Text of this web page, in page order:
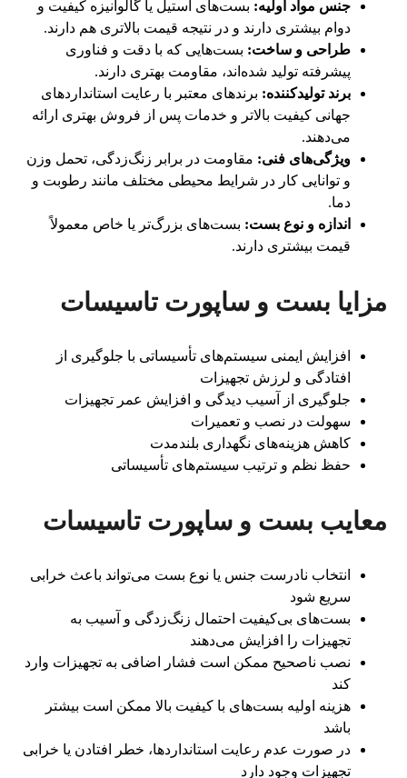
جنس مواد اولیه: بست‌های استیل یا گالوانیزه کیفیت و
دوام بیشتری دارند و در نتیجه قیمت بالاتری هم دارند.
طراحی و ساخت: بست‌هایی که با دقت و فناوری
پیشرفته تولید شده‌اند، مقاومت بهتری دارند.
برند تولیدکننده: برندهای معتبر با رعایت استانداردهای
جهانی کیفیت بالاتر و خدمات پس از فروش بهتری ارائه
می‌دهند.
ویژگی‌های فنی: مقاومت در برابر زنگ‌زدگی، تحمل وزن
و توانایی کار در شرایط محیطی مختلف مانند رطوبت و
دما.
اندازه و نوع بست: بست‌های بزرگ‌تر یا خاص معمولاً
قیمت بیشتری دارند.
مزایا بست و ساپورت تاسیسات
افزایش ایمنی سیستم‌های تأسیساتی با جلوگیری از
افتادگی و لرزش تجهیزات
جلوگیری از آسیب دیدگی و افزایش عمر تجهیزات
سهولت در نصب و تعمیرات
کاهش هزینه‌های نگهداری بلندمدت
حفظ نظم و ترتیب سیستم‌های تأسیساتی
معایب بست و ساپورت تاسیسات
انتخاب نادرست جنس یا نوع بست می‌تواند باعث خرابی
سریع شود
بست‌های بی‌کیفیت احتمال زنگ‌زدگی و آسیب به
تجهیزات را افزایش می‌دهند
نصب ناصحیح ممکن است فشار اضافی به تجهیزات وارد
کند
هزینه اولیه بست‌های با کیفیت بالا ممکن است بیشتر
باشد
در صورت عدم رعایت استانداردها، خطر افتادن یا خرابی
تجهیزات وجود دارد